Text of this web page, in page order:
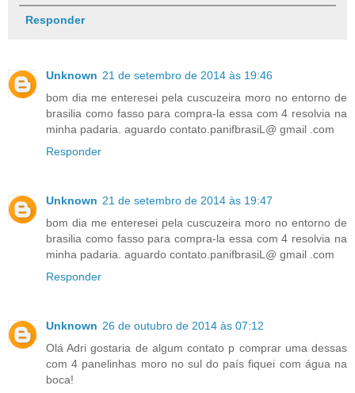
Responder
Unknown 21 de setembro de 2014 às 19:46
bom dia me enteresei pela cuscuzeira moro no entorno de
brasilia como fasso para compra-la essa com 4 resolvia na
minha padaria. aguardo contato.panifbrasiL@ gmail .com
Responder
Unknown 21 de setembro de 2014 às 19:47
bom dia me enteresei pela cuscuzeira moro no entorno de
brasilia como fasso para compra-la essa com 4 resolvia na
minha padaria. aguardo contato.panifbrasiL@ gmail .com
Responder
Unknown 26 de outubro de 2014 às 07:12
Olá Adri gostaria de algum contato p comprar uma dessas
com 4 panelinhas moro no sul do país fiquei com água na
boca!